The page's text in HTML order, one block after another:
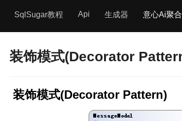
SqlSugar教程 Api 生成器 意心Ai聚
装饰模式(Decorator
装饰模式(Decorator Pattern)